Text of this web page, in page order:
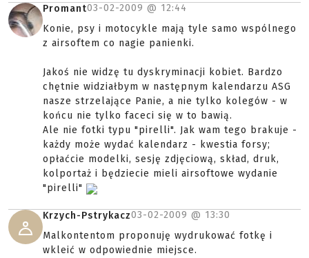
Promant03-02-2009 @ 12:44
Konie, psy i motocykle mają tyle samo wspólnego
z airsoftem co nagie panienki.
Jakoś nie widzę tu dyskryminacji kobiet. Bardzo
chętnie widziałbym w następnym kalendarzu ASG
nasze strzelające Panie, a nie tylko kolegów - w
końcu nie tylko faceci się w to bawią.
Ale nie fotki typu "pirelli". Jak wam tego brakuje -
każdy może wydać kalendarz - kwestia forsy;
opłaćcie modelki, sesję zdjęciową, skład, druk,
kolportaż i będziecie mieli airsoftowe wydanie
"pirelli"
Krzych-Pstrykacz03-02-2009 @ 13:30
Malkontentom proponuję wydrukować fotkę i
wkleić w odpowiednie miejsce.